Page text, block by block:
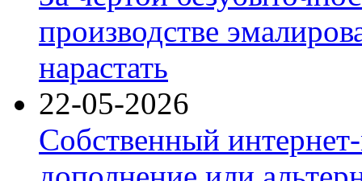
производстве
нарастать
22-05-2026
Собственный